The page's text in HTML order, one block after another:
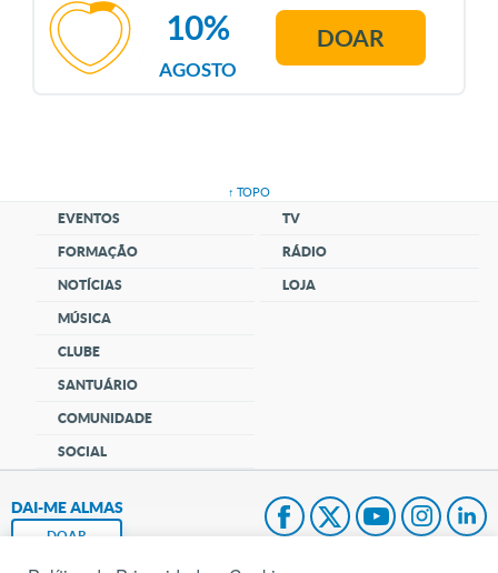
AGOSTO
10% DOAR
↑ TOPO
EVENTOS
FORMAÇÃO
NOTÍCIAS
MÚSICA
CLUBE
SANTUÁRIO
COMUNIDADE
SOCIAL
TV
RÁDIO
LOJA
DAI-ME ALMAS
DOAR